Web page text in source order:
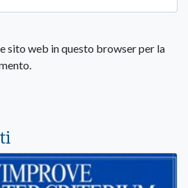
sito web in questo browser per la